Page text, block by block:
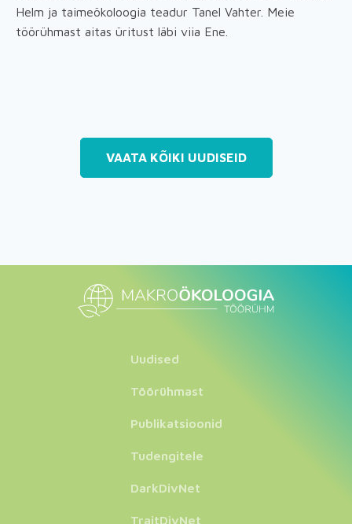
Helm ja taimeökoloogia teadur Tanel Vahter. Meie
töörühmast aitas üritust läbi viia Ene.
VAATA KÕIKI UUDISEID
Uudised
Töörühmast
Publikatsioonid
Tudengitele
DarkDivNet
TraitDivNet